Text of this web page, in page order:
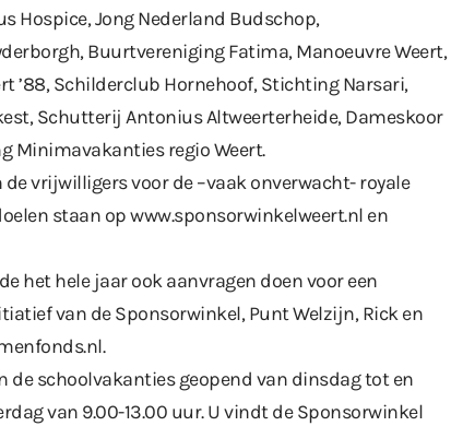
Hospice, Jong Nederland Budschop,
Buurtvereniging Fatima, Manoeuvre Weert,
’88, Schilderclub Hornehoof, Stichting Narsari,
Schutterij Antonius Altweerterheide, Dameskoor
Minimavakanties regio Weert.
vrijwilligers voor de –vaak onverwacht- royale
staan op www.sponsorwinkelweert.nl en
het hele jaar ook aanvragen doen voor een
van de Sponsorwinkel, Punt Welzijn, Rick en
.
schoolvakanties geopend van dinsdag tot en
van 9.00-13.00 uur. U vindt de Sponsorwinkel